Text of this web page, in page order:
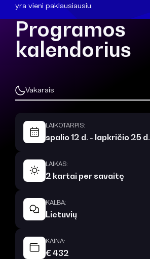
yra vieni paklausiausiu.
Programos
kalendorius
Vakarais
LAIKOTARPIS:
spalio 12 d. - lapkričio 25 d.
LAIKAS:
2 kartai per savaitę
KALBA:
Lietuvių
KAINA:
€ 432